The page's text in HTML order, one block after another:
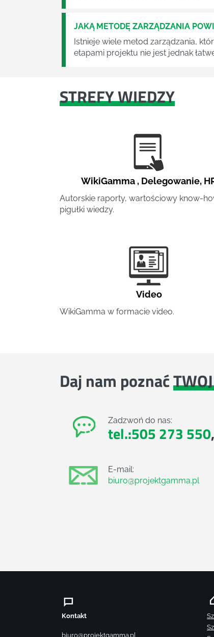
JAKĄ METODĘ ZARZĄDZANIA
Istnieje wiele metod zarządzania,
etapami projektu nie jest jednak
STREFY WIEDZY
WikiGamma , Delegowanie,
Autorskie raporty, wartościowy know-
pigułki wiedzy.
Video
WikiGamma w formacie video.
Daj nam poznać
Zadzwoń do nas:
tel.:505 273 550,
E-mail:
biuro@projektgamma.pl
Kontakt
biuro@projektgamma.pl